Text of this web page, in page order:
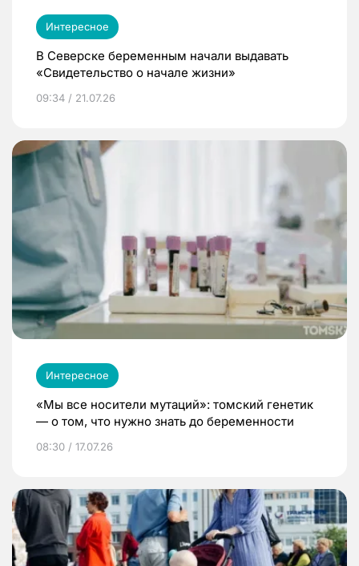
Интересное
В Северске беременным начали выдавать
«Свидетельство о начале жизни»
09:34 / 21.07.26
Интересное
«Мы все носители мутаций»: томский генетик
— о том, что нужно знать до беременности
08:30 / 17.07.26